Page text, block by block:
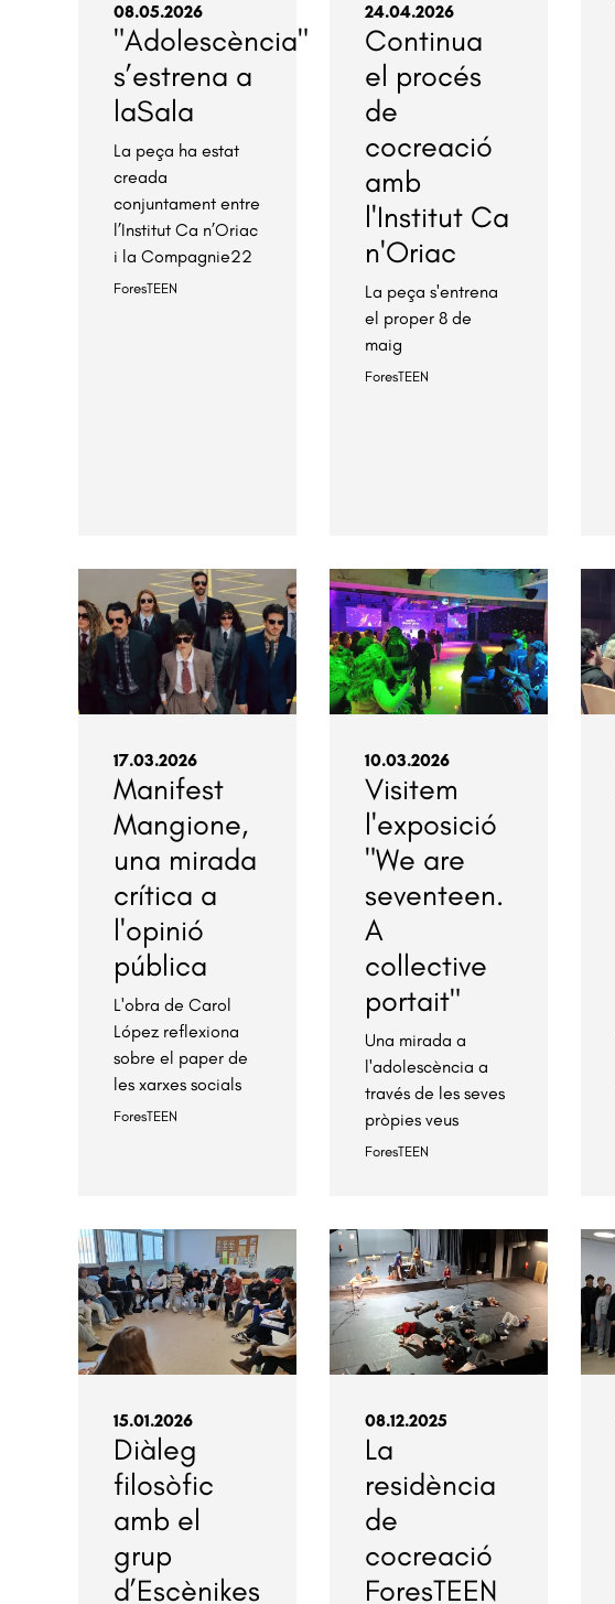
08.05.2026
"Adolescència"
s’estrena a
laSala
La peça ha estat
creada
conjuntament entre
l’Institut Ca n’Oriac
i la Compagnie22
ForesTEEN
24.04.2026
Continua
el procés
de
cocreació
amb
l'Institut Ca
n'Oriac
La peça s'entrena
el proper 8 de
maig
ForesTEEN
17.03.2026
Manifest
Mangione,
una mirada
crítica a
l'opinió
pública
L'obra de Carol
López reflexiona
sobre el paper de
les xarxes socials
ForesTEEN
10.03.2026
Visitem
l'exposició
"We are
seventeen.
A
collective
portait"
Una mirada a
l'adolescència a
través de les seves
pròpies veus
ForesTEEN
15.01.2026
Diàleg
filosòfic
amb el
grup
d’Escènikes
08.12.2025
La
residència
de
cocreació
ForesTEEN